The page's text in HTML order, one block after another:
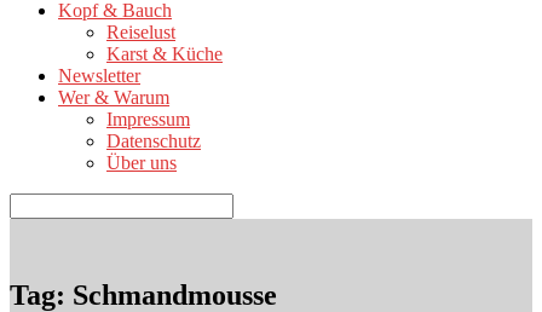
Kopf & Bauch
Reiselust
Karst & Küche
Newsletter
Wer & Warum
Impressum
Datenschutz
Über uns
nach:
Tag: Schmandmousse